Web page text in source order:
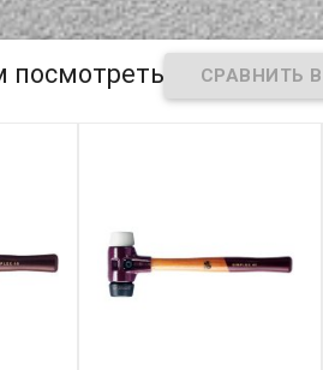
посмотреть